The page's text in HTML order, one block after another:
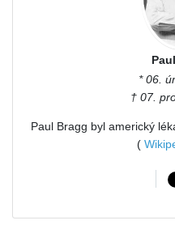
* 06.
† 07.
Paul Bragg byl americký
(